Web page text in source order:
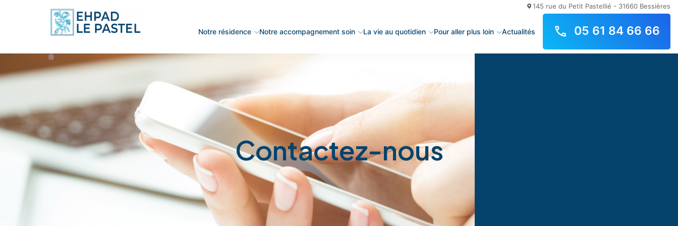
145 rue du Petit Pastellié - 31660 Bessières
Notre résidence Notre accompagnement soin La vie au quotidien Pour aller plus loin Actualités 05 61 84 66 66
Accueil
Contactez-nous